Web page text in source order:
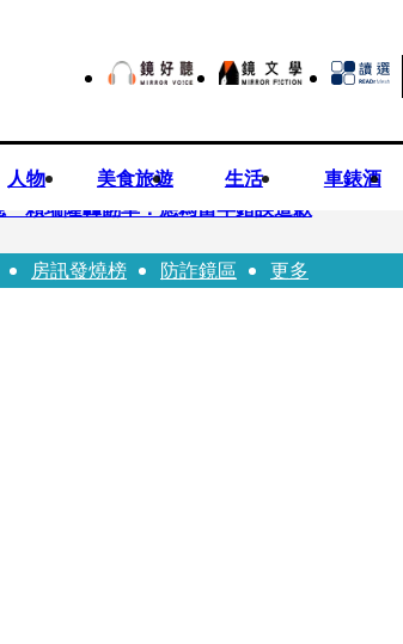
人物 美食旅遊 生活 車錶酒
賴瑞隆轟翻車：應為當年錯誤道歉
案遭炎上 基金會緊急說明
房訊發燒榜 防詐鏡區 更多